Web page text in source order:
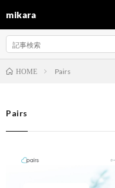
mikara
HOME Pairs
Pairs